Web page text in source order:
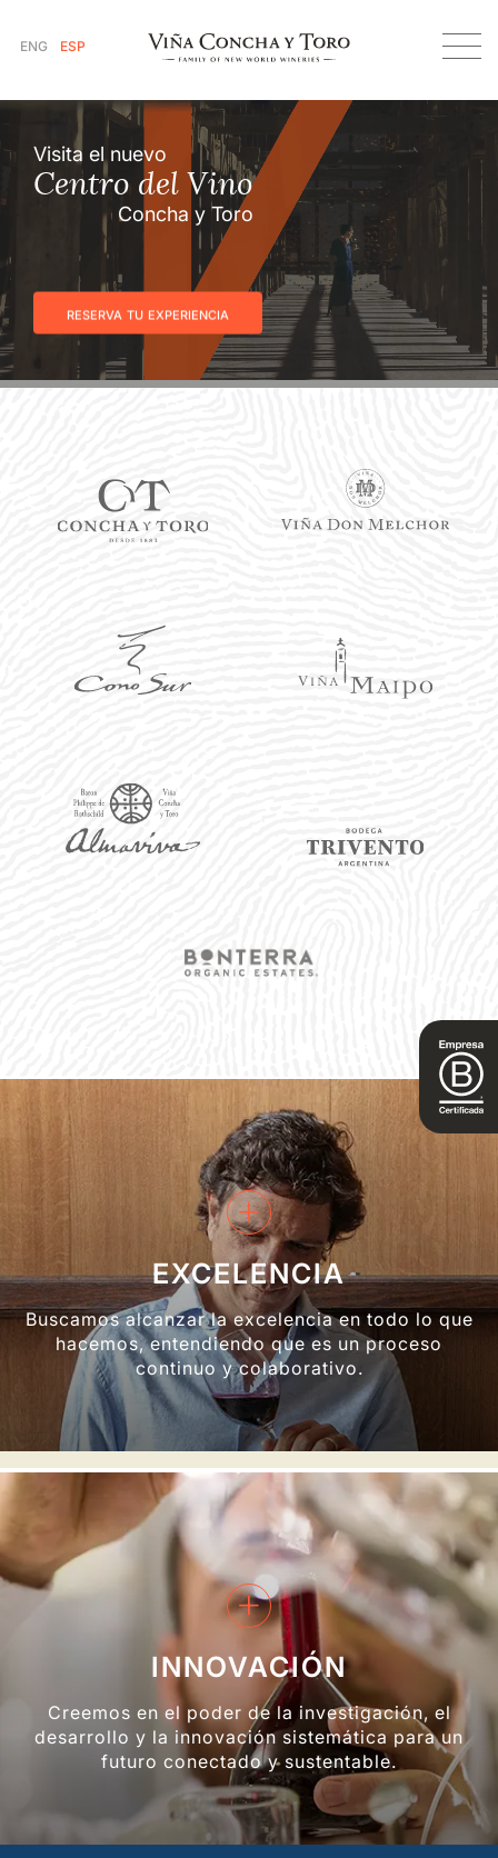
ENG ESP
Visita el nuevo
Centro del Vino
Concha y Toro
reserva tu experiencia
+
EXCELENCIA
Buscamos alcanzar la excelencia en todo lo que
hacemos, entendiendo que es un proceso
continuo y colaborativo.
+
INNOVACIÓN
Creemos en el poder de la investigación, el
desarrollo y la innovación sistemática para un
futuro conectado y sustentable.